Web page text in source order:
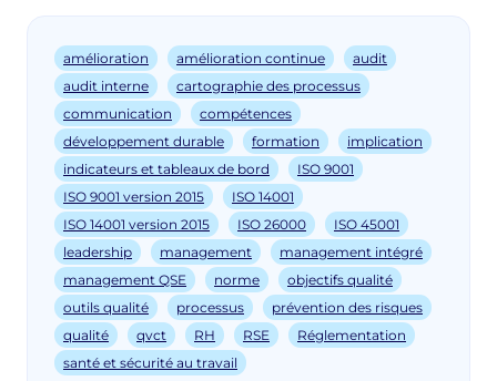
amélioration amélioration continue
audit
audit interne
cartographie des processus
communication
compétences
développement durable
formation
implication
indicateurs et tableaux de bord
ISO 9001
ISO 9001 version 2015
ISO 14001
ISO 14001 version 2015
ISO 26000
ISO 45001
leadership
management
management intégré
management QSE
norme
objectifs qualité
outils qualité
processus
prévention des risques
qualité
qvct RH RSE
Réglementation
santé et sécurité au travail